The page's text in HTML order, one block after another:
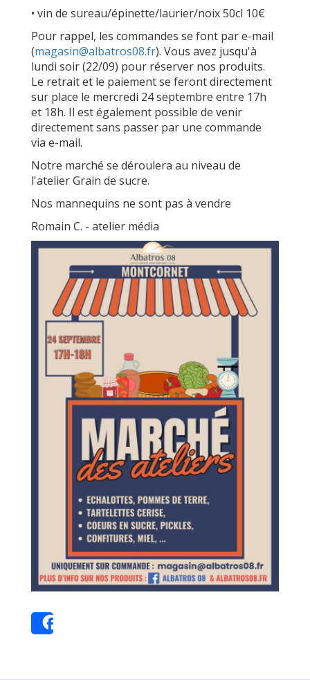
• vin de sureau/épinette/laurier/noix 50cl 10€
Pour rappel, les commandes se font par e-mail
(magasin@albatros08.fr). Vous avez jusqu'à
lundi soir (22/09) pour réserver nos produits.
Le retrait et le paiement se feront directement
sur place le mercredi 24 septembre entre 17h
et 18h. Il est également possible de venir
directement sans passer par une commande
via e-mail.
Notre marché se déroulera au niveau de
l'atelier Grain de sucre.
Nos mannequins ne sont pas à vendre
Romain C. - atelier média
marché
24/09/25